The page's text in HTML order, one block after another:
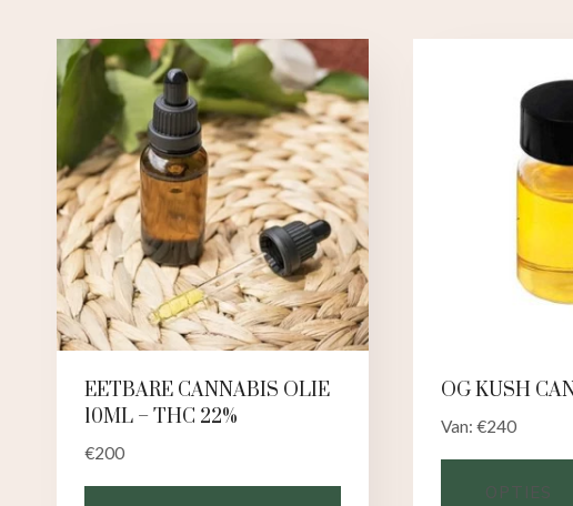
EETBARE CANNABIS OLIE
10ML – THC 22%
€200
OG KUSH
Van: €240
OPTIES